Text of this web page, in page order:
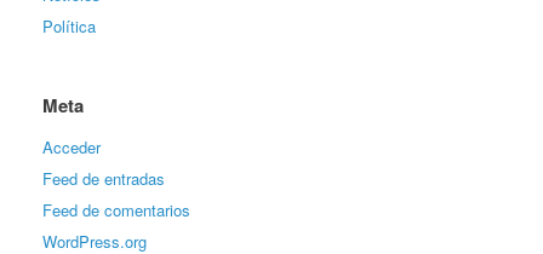
Política
Meta
Acceder
Feed de entradas
Feed de comentarios
WordPress.org